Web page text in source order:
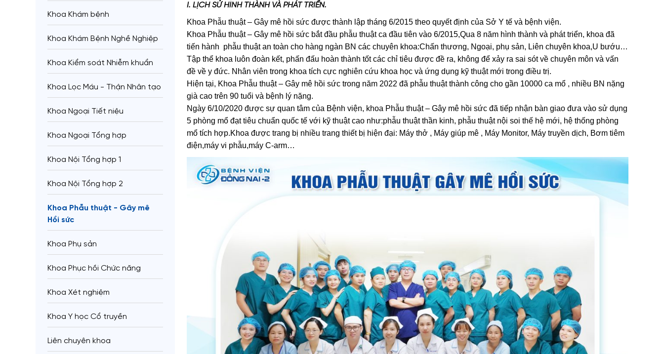
Khoa Khám bệnh
Khoa Khám Bệnh Nghề Nghiệp
Khoa Kiểm soát Nhiễm khuẩn
Khoa Lọc Máu - Thận Nhân tạo
Khoa Ngoại Tiết niệu
Khoa Ngoại Tổng hợp
Khoa Nội Tổng hợp 1
Khoa Nội Tổng hợp 2
Khoa Phẫu thuật - Gây mê
Hồi sức
Khoa Phụ sản
Khoa Phục hồi Chức năng
Khoa Xét nghiệm
Khoa Y học Cổ truyền
Liên chuyên khoa
I. LỊCH SỬ HÌNH THÀNH VÀ PHÁT TRIỂN.
Khoa Phẫu thuật – Gây mê hồi sức được thành lập tháng 6/2015 theo quyết định của Sở Y tế và bệnh viện.
Khoa Phẫu thuật – Gây mê hồi sức bắt đầu phẫu thuật ca đầu tiên vào 6/2015,Qua 8 năm hình thành và phát triển, khoa đã
tiến hành phẫu thuật an toàn cho hàng ngàn BN các chuyên khoa:Chấn thương, Ngoại, phụ sản, Liên chuyên khoa,U bướu…
Tập thể khoa luôn đoàn kết, phấn đấu hoàn thành tốt các chỉ tiêu được đề ra, không để xảy ra sai sót về chuyên môn và vấn
đề về y đức. Nhân viên trong khoa tích cực nghiên cứu khoa học và ứng dụng kỹ thuật mới trong điều trị.
Hiện tại, Khoa Phẫu thuật – Gây mê hồi sức trong năm 2022 đã phẫu thuật thành công cho gần 10000 ca mổ , nhiều BN nặng
già cao trên 90 tuổi và bệnh lý nặng.
Ngày 6/10/2020 được sự quan tâm của Bệnh viện, khoa Phẫu thuật – Gây mê hồi sức đã tiếp nhận bàn giao đưa vào sử dụng
5 phòng mổ đạt tiêu chuẩn quốc tế với kỹ thuật cao như:phẫu thuật thần kinh, phẫu thuật nội soi thế hệ mới, hệ thống phòng
mổ tích hợp.Khoa được trang bị nhiều trang thiết bị hiện đại: Máy thở , Máy giúp mê , Máy Monitor, Máy truyền dịch, Bơm tiêm
điện,máy vi phẫu,máy C-arm…